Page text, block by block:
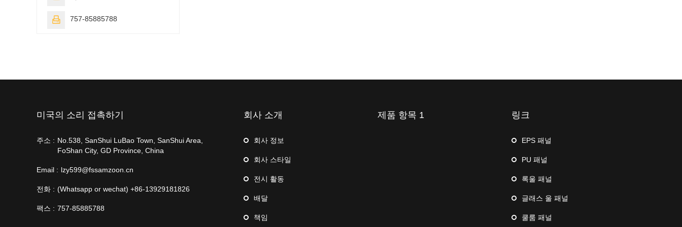
 757-85885788
미국의 소리 접촉하기
주소 : No.538, SanShui LuBao Town, SanShui Area,
FoShan City, GD Province, China
Email : lzy599@fssamzoon.cn
전화 : (Whatsapp or wechat) +86-13929181826
팩스 : 757-85885788
회사 소개
회사 정보
회사 스타일
전시 활동
배달
책임
제품 항목 1 링크
EPS 패널
PU 패널
록울 패널
글래스 울 패널
쿨룸 패널